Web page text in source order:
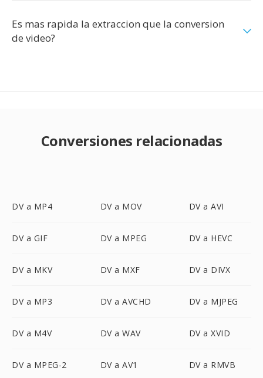
Es mas rapida la extraccion que la conversion
de video?
Conversiones relacionadas
DV a MP4 DV a MOV DV a AVI
DV a GIF DV a MPEG DV a HEVC
DV a MKV DV a MXF DV a DIVX
DV a MP3 DV a AVCHD DV a MJPEG
DV a M4V DV a WAV DV a XVID
DV a MPEG-2 DV a AV1 DV a RMVB